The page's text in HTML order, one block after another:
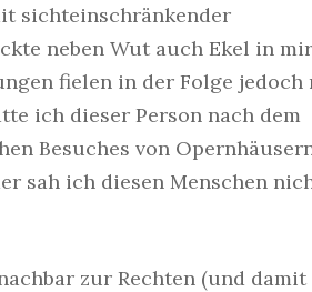
sichteinschränkender
neben Wut auch Ekel in
fielen in der Folge jedoch
ich dieser Person nach dem
Besuches von
sah ich diesen Menschen
zur Rechten (und damit